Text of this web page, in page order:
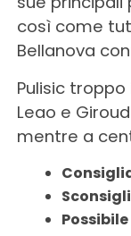
così come
Bellanova
Pulisic
Leao e
mentre a
Possibile